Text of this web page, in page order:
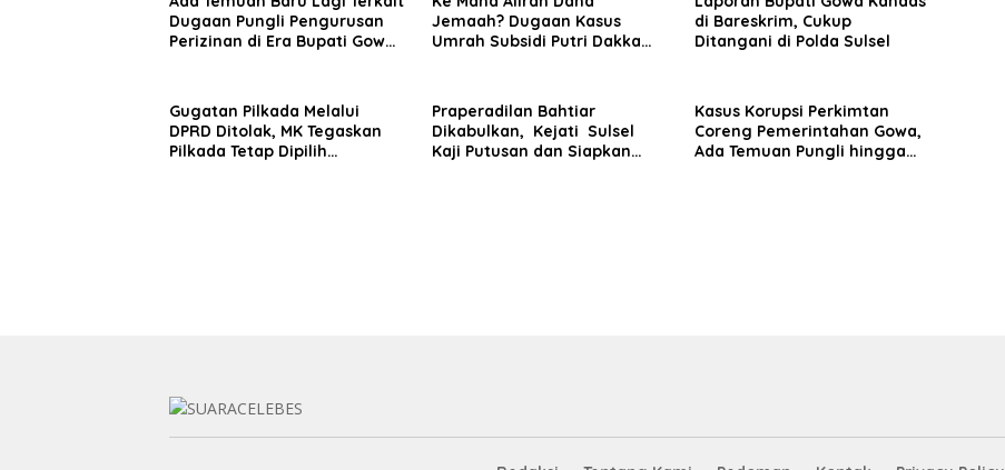
Dugaan Pungli Pengurusan
Perizinan di Era Bupati Gowa
Jemaah? Dugaan Kasus
Umrah Subsidi Putri Dakka
di Bareskrim, Cukup
Ditangani di Polda Sulsel
Gugatan Pilkada Melalui
DPRD Ditolak, MK Tegaskan
Pilkada Tetap Dipilih
Praperadilan Bahtiar
Dikabulkan, Kejati Sulsel
Kaji Putusan dan Siapkan
Kasus Korupsi Perkimtan
Coreng Pemerintahan Gowa,
Ada Temuan Pungli hingga